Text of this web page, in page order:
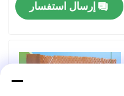
إرسال استفسار